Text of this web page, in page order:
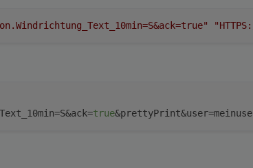
hab, sind nämlich von meinem 2.
passierte einfach nix...
Simple 3.0.7 zu laufen.
true